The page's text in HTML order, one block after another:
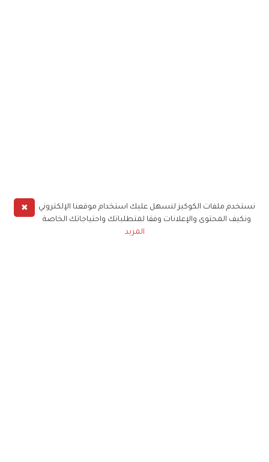
✖
نستخدم ملفات الكوكيز لنسهل عليك استخدام موقعنا الإلكتروني
ونكيف المحتوى والإعلانات وفقا لمتطلباتك واحتياجاتك الخاصة
المزيد